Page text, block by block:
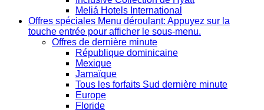
Meliá Hotels International
Offres spéciales Menu déroulant: Appuyez sur la
touche entrée pour afficher le sous-menu.
Offres de dernière minute
République dominicaine
Mexique
Jamaïque
Tous les forfaits Sud dernière minute
Europe
Floride